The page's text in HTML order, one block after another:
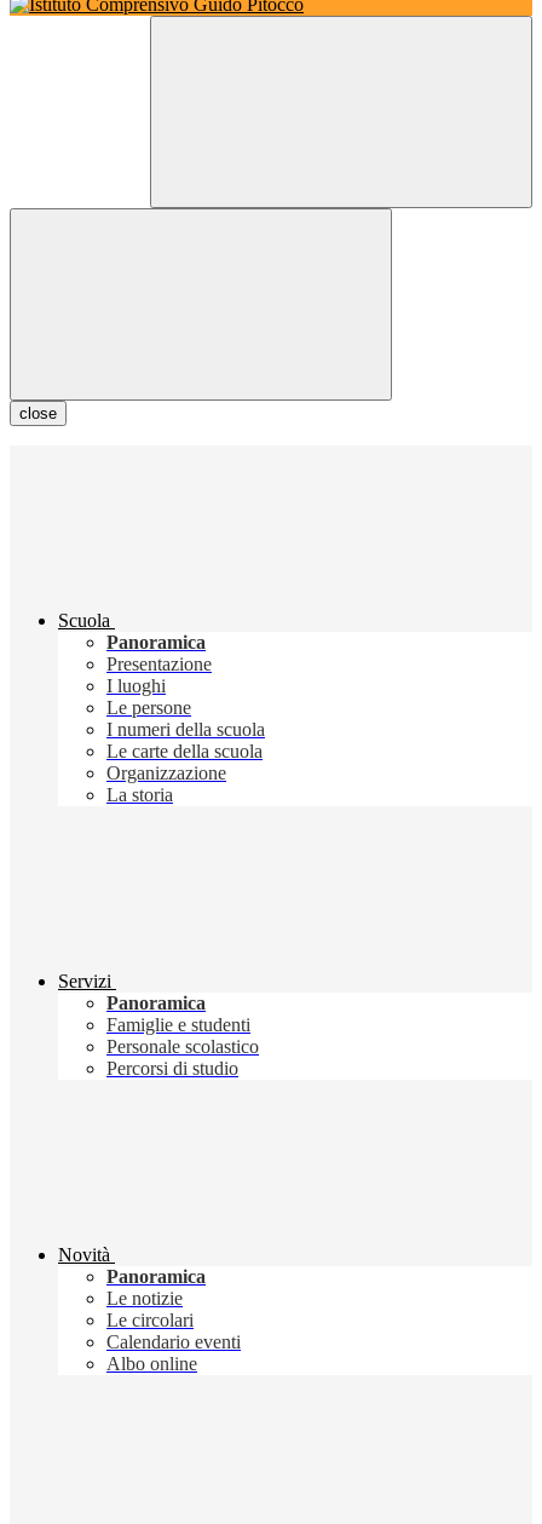
close
Scuola
Panoramica
Presentazione
I luoghi
Le persone
I numeri della scuola
Le carte della scuola
Organizzazione
La storia
Servizi
Panoramica
Famiglie e studenti
Personale scolastico
Percorsi di studio
Novità
Panoramica
Le notizie
Le circolari
Calendario eventi
Albo online